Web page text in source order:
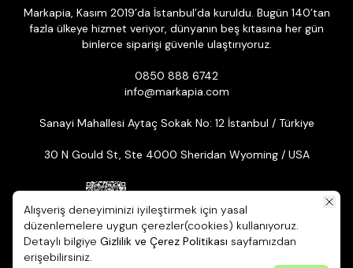
Alışveriş deneyiminizi iyileştirmek için yasal
düzenlemelere uygun çerezler(cookies) kullanıyoruz.
Detaylı bilgiye Gizlilik ve Çerez Politikası sayfamızdan
erişebilirsiniz.
Markapia, Kasım 2019’da İstanbul’da kuruldu. Bugün 140’tan
fazla ülkeye hizmet veriyor, dünyanın beş kıtasına her gün
binlerce siparişi güvenle ulaştırıyoruz.
0850 888 6742
info@markapia.com
Sanayi Mahallesi Aytaç Sokak No: 12 İstanbul / Türkiye
30 N Gould St, Ste 4000 Sheridan Wyoming / USA
© 2026 Markapia | Tüm Hakları Saklıdır. ikas E-ticaret Altyapısıyla